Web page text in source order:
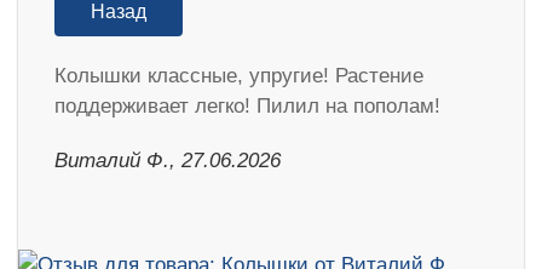
Назад
Колышки классные, упругие! Растение
поддерживает легко! Пилил на пополам!
Виталий Ф., 27.06.2026